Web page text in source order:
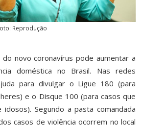
Reprodução
novo coronavírus pode aumentar a
doméstica no Brasil. Nas redes
para divulgar o Ligue 180 (para
e o Disque 100 (para casos que
idosos). Segundo a pasta comandada
casos de violência ocorrem no local